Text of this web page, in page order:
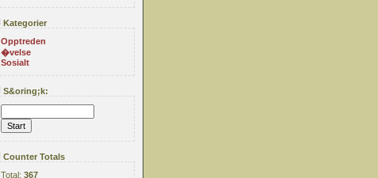
Kategorier
Opptreden
�velse
Sosialt
S&oring;k:
Counter Totals
Total: 367